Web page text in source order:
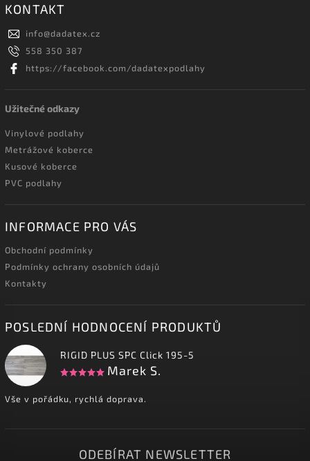
KONTAKT
info@dadatex.cz
558 350 387
https://facebook.com/dadatexpodlahy
Užitečné odkazy
Vinylové podlahy
Metrážové koberce
Kusové koberce
PVC podlahy
INFORMACE PRO VÁS
Obchodní podmínky
Podmínky ochrany osobních údajů
Kontakty
POSLEDNÍ HODNOCENÍ PRODUKTŮ
RIGID PLUS SPC Click 195-5
Marek S.
Vše v pořádku, rychlá doprava.
ODEBÍRAT NEWSLETTER